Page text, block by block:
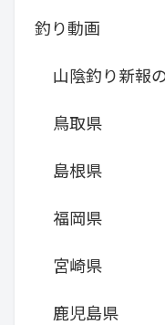
釣り動画
山陰釣り新報
鳥取県
島根県
福岡県
宮崎県
鹿児島県